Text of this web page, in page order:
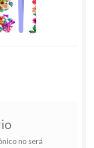
no será